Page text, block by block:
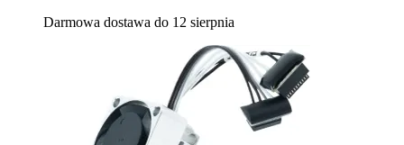
Darmowa dostawa do 12 sierpnia